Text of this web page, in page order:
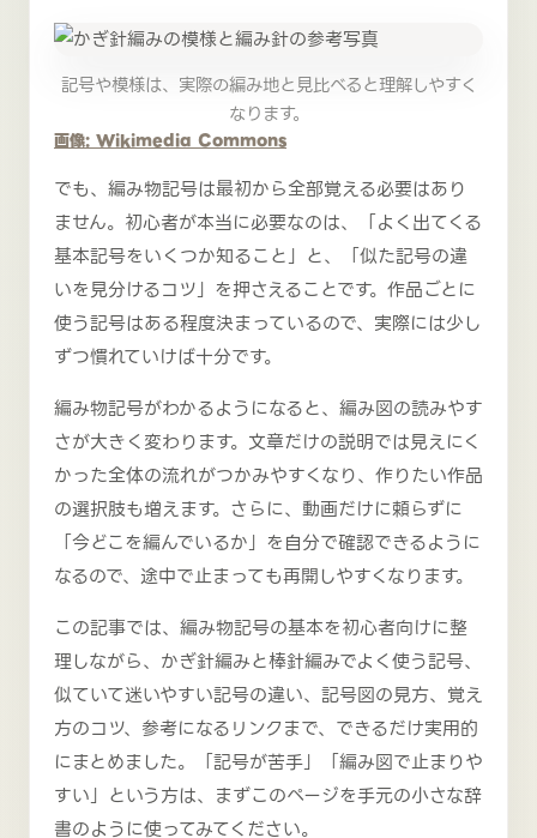
記号や模様は、実際の編み地と見比べると理解しやすく
なります。
画像: Wikimedia Commons
でも、編み物記号は最初から全部覚える必要はあり
ません。初心者が本当に必要なのは、「よく出てくる
基本記号をいくつか知ること」と、「似た記号の違
いを見分けるコツ」を押さえることです。作品ごとに
使う記号はある程度決まっているので、実際には少し
ずつ慣れていけば十分です。
編み物記号がわかるようになると、編み図の読みやす
さが大きく変わります。文章だけの説明では見えにく
かった全体の流れがつかみやすくなり、作りたい作品
の選択肢も増えます。さらに、動画だけに頼らずに
「今どこを編んでいるか」を自分で確認できるように
なるので、途中で止まっても再開しやすくなります。
この記事では、編み物記号の基本を初心者向けに整
理しながら、かぎ針編みと棒針編みでよく使う記号、
似ていて迷いやすい記号の違い、記号図の見方、覚え
方のコツ、参考になるリンクまで、できるだけ実用的
にまとめました。「記号が苦手」「編み図で止まりや
すい」という方は、まずこのページを手元の小さな辞
書のように使ってみてください。